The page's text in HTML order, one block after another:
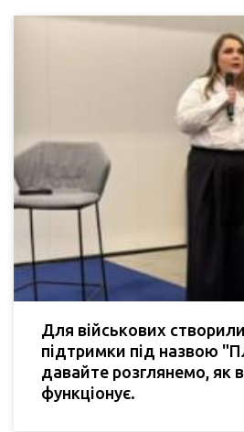
Для військових
підтримки під назвою
давайте розглянемо, як
функціонує.